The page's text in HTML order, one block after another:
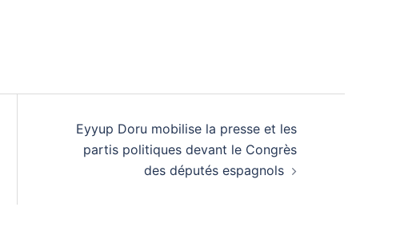
Eyyup Doru mobilise la presse et les
partis politiques devant le Congrès
des députés espagnols